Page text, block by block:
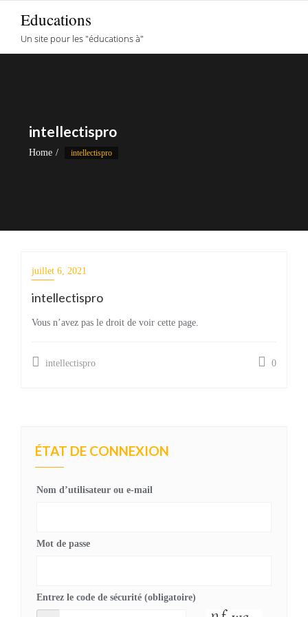
content
Educations
Un site pour les "éducations à"
intellectispro
Home intellectispro
juillet 6, 2021
intellectispro
Vous n’avez pas le droit de voir cette page.
intellectispro 0
ÉTAT DE CONNEXION
Nom d’utilisateur ou e-mail
Mot de passe
Entrez le code de sécurité (obligatoire)